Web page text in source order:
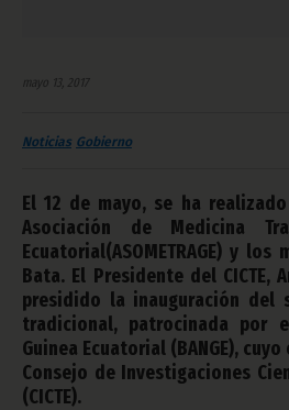
mayo 13, 2017
Noticias Gobierno
El 12 de mayo, se ha
Asociación de Medicina
Ecuatorial(ASOMETRAGE) y
Bata. El Presidente del CICTE,
presidido la inauguración del
tradicional, patrocinada por
Guinea Ecuatorial (BANGE),
Consejo de Investigaciones
(CICTE).